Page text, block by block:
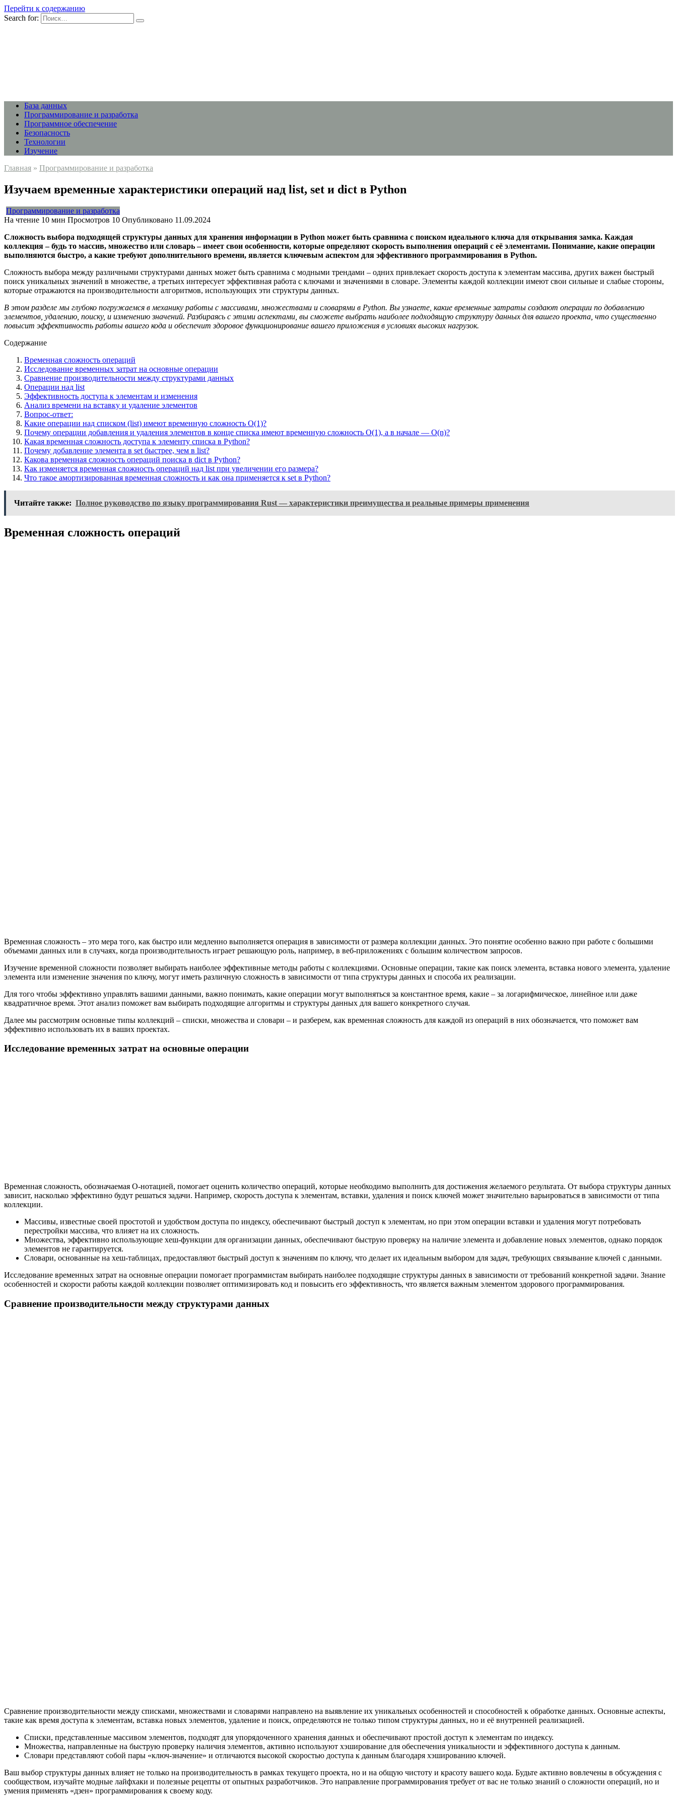
Перейти к содержанию
Search for:
База данных
Программирование и разработка
Программное обеспечение
Безопасность
Технологии
Изучение
Главная » Программирование и разработка
Изучаем временные характеристики операций над list, set и dict в Python
Программирование и разработка
На чтение 10 мин Просмотров 10 Опубликовано 11.09.2024
Сложность выбора подходящей структуры данных для хранения информации в Python может быть сравнима с поиском идеального ключа для открывания замка. Каждая
коллекция – будь то массив, множество или словарь – имеет свои особенности, которые определяют скорость выполнения операций с её элементами. Понимание, какие операции
выполняются быстро, а какие требуют дополнительного времени, является ключевым аспектом для эффективного программирования в Python.
Сложность выбора между различными структурами данных может быть сравнима с модными трендами – одних привлекает скорость доступа к элементам массива, других важен быстрый
поиск уникальных значений в множестве, а третьих интересует эффективная работа с ключами и значениями в словаре. Элементы каждой коллекции имеют свои сильные и слабые стороны,
которые отражаются на производительности алгоритмов, использующих эти структуры данных.
В этом разделе мы глубоко погружаемся в механику работы с массивами, множествами и словарями в Python. Вы узнаете, какие временные затраты создают операции по добавлению
элементов, удалению, поиску, и изменению значений. Разбираясь с этими аспектами, вы сможете выбрать наиболее подходящую структуру данных для вашего проекта, что существенно
повысит эффективность работы вашего кода и обеспечит здоровое функционирование вашего приложения в условиях высоких нагрузок.
Содержание
Временная сложность операций
Исследование временных затрат на основные операции
Сравнение производительности между структурами данных
Операции над list
Эффективность доступа к элементам и изменения
Анализ времени на вставку и удаление элементов
Вопрос-ответ:
Какие операции над списком (list) имеют временную сложность O(1)?
Почему операции добавления и удаления элементов в конце списка имеют временную сложность O(1), а в начале — O(n)?
Какая временная сложность доступа к элементу списка в Python?
Почему добавление элемента в set быстрее, чем в list?
Какова временная сложность операций поиска в dict в Python?
Как изменяется временная сложность операций над list при увеличении его размера?
Что такое амортизированная временная сложность и как она применяется к set в Python?
Читайте также: Полное руководство по языку программирования Rust — характеристики преимущества и реальные примеры применения
Временная сложность операций
Временная сложность – это мера того, как быстро или медленно выполняется операция в зависимости от размера коллекции данных. Это понятие особенно важно при работе с большими
объемами данных или в случаях, когда производительность играет решающую роль, например, в веб-приложениях с большим количеством запросов.
Изучение временной сложности позволяет выбирать наиболее эффективные методы работы с коллекциями. Основные операции, такие как поиск элемента, вставка нового элемента, удаление
элемента или изменение значения по ключу, могут иметь различную сложность в зависимости от типа структуры данных и способа их реализации.
Для того чтобы эффективно управлять вашими данными, важно понимать, какие операции могут выполняться за константное время, какие – за логарифмическое, линейное или даже
квадратичное время. Этот анализ поможет вам выбирать подходящие алгоритмы и структуры данных для вашего конкретного случая.
Далее мы рассмотрим основные типы коллекций – списки, множества и словари – и разберем, как временная сложность для каждой из операций в них обозначается, что поможет вам
эффективно использовать их в ваших проектах.
Исследование временных затрат на основные операции
Временная сложность, обозначаемая O-нотацией, помогает оценить количество операций, которые необходимо выполнить для достижения желаемого результата. От выбора структуры данных
зависит, насколько эффективно будут решаться задачи. Например, скорость доступа к элементам, вставки, удаления и поиск ключей может значительно варьироваться в зависимости от типа
коллекции.
Массивы, известные своей простотой и удобством доступа по индексу, обеспечивают быстрый доступ к элементам, но при этом операции вставки и удаления могут потребовать
перестройки массива, что влияет на их сложность.
Множества, эффективно использующие хеш-функции для организации данных, обеспечивают быструю проверку на наличие элемента и добавление новых элементов, однако порядок
элементов не гарантируется.
Словари, основанные на хеш-таблицах, предоставляют быстрый доступ к значениям по ключу, что делает их идеальным выбором для задач, требующих связывание ключей с данными.
Исследование временных затрат на основные операции помогает программистам выбирать наиболее подходящие структуры данных в зависимости от требований конкретной задачи. Знание
особенностей и скорости работы каждой коллекции позволяет оптимизировать код и повысить его эффективность, что является важным элементом здорового программирования.
Сравнение производительности между структурами данных
Сравнение производительности между списками, множествами и словарями направлено на выявление их уникальных особенностей и способностей к обработке данных. Основные аспекты,
такие как время доступа к элементам, вставка новых элементов, удаление и поиск, определяются не только типом структуры данных, но и её внутренней реализацией.
Списки, представленные массивом элементов, подходят для упорядоченного хранения данных и обеспечивают простой доступ к элементам по индексу.
Множества, направленные на быструю проверку наличия элементов, активно используют хэширование для обеспечения уникальности и эффективного доступа к данным.
Словари представляют собой пары «ключ-значение» и отличаются высокой скоростью доступа к данным благодаря хэшированию ключей.
Ваш выбор структуры данных влияет не только на производительность в рамках текущего проекта, но и на общую чистоту и красоту вашего кода. Будьте активно вовлечены в обсуждения с
сообществом, изучайте модные лайфхаки и полезные рецепты от опытных разработчиков. Это направление программирования требует от вас не только знаний о сложности операций, но и
умения применять «дзен» программирования к своему коду.